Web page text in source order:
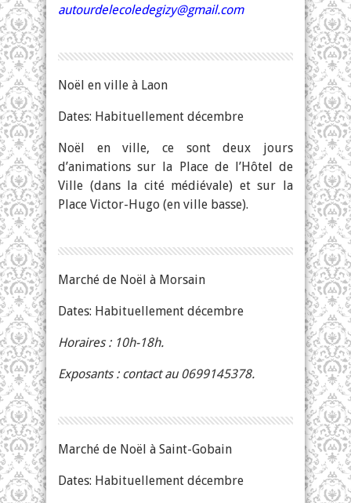
autourdelecoledegizy@gmail.com
Noël en ville à Laon
Dates: Habituellement décembre
Noël en ville, ce sont deux jours
d’animations sur la Place de l’Hôtel de
Ville (dans la cité médiévale) et sur la
Place Victor-Hugo (en ville basse).
Marché de Noël à Morsain
Dates: Habituellement décembre
Horaires : 10h-18h.
Exposants : contact au 0699145378.
Marché de Noël à Saint-Gobain
Dates: Habituellement décembre